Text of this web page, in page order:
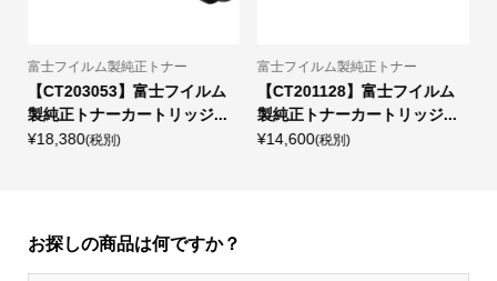
富士フイルム製純正トナー
【CT203053】富士フイルム
製純正トナーカートリッジ...
¥18,380(税別)
富士フイルム製純正トナー
【CT201128】富士フイルム
製純正トナーカートリッジ...
¥14,600(税別)
お探しの商品は何ですか？